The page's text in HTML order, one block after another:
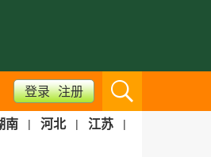
登录 注册
南 | 河北 | 江苏 |